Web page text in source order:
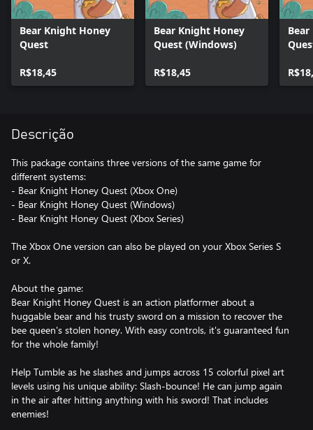
Bear Knight Honey
Quest
R$18,45
Bear Knight Honey
Quest (Windows)
R$18,45
Descrição
This package contains three versions of the same game for
different systems:
- Bear Knight Honey Quest (Xbox One)
- Bear Knight Honey Quest (Windows)
- Bear Knight Honey Quest (Xbox Series)
The Xbox One version can also be played on your Xbox Series S
or X.
About the game:
Bear Knight Honey Quest is an action platformer about a
huggable bear and his trusty sword on a mission to recover the
bee queen's stolen honey. With easy controls, it's guaranteed fun
for the whole family!
Help Tumble as he slashes and jumps across 15 colorful pixel art
levels using his unique ability: Slash-bounce! He can jump again
in the air after hitting anything with his sword! That includes
enemies!